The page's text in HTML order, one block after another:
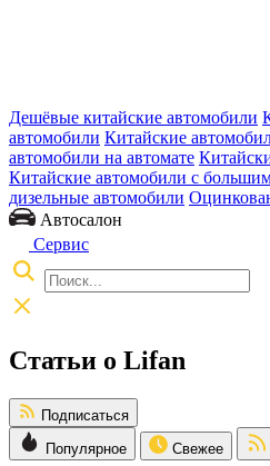
Дешёвые китайские автомобили
автомобили Китайские
автомобили на автомате
Китайские автомобили с
дизельные автомобили
Автосалон
Сервис
Статьи о Lifan
Подписаться
Популярное
Свежее